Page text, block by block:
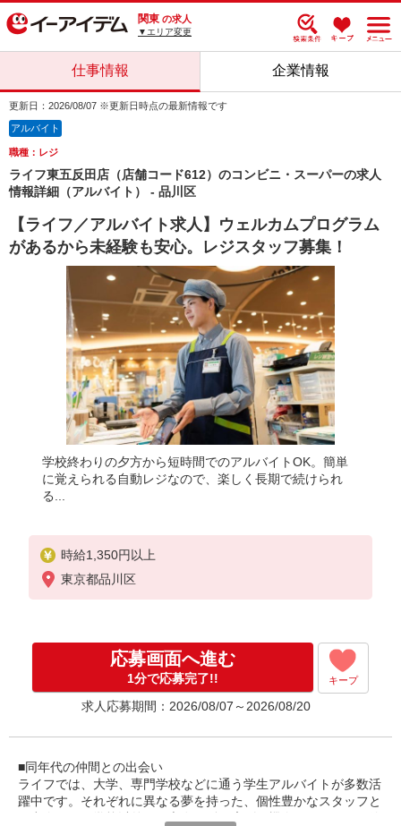
関東 の求人
▼エリア変更
仕事情報 企業情報
更新日：2026/08/07 ※更新日時点の最新情報です
アルバイト
職種：レジ
ライフ東五反田店（店舗コード612）のコンビニ・スーパーの求人
情報詳細（アルバイト） - 品川区
【ライフ／アルバイト求人】ウェルカムプログラム
があるから未経験も安心。レジスタッフ募集！
学校終わりの夕方から短時間でのアルバイトOK。簡単
に覚えられる自動レジなので、楽しく長期で続けられ
る...
時給1,350円以上
東京都品川区
応募画面へ進む
1分で応募完了!! キープ
求人応募期間：2026/08/07～2026/08/20
■同年代の仲間との出会い
ライフでは、大学、専門学校などに通う学生アルバイトが多数活
躍中です。それぞれに異なる夢を持った、個性豊かなスタッフと